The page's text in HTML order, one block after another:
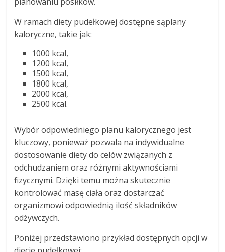
W ramach diety pudełkowej dostępne sąplany
kaloryczne, takie jak:
1000 kcal,
1200 kcal,
1500 kcal,
1800 kcal,
2000 kcal,
2500 kcal.
Wybór odpowiedniego planu kalorycznego jest
kluczowy, ponieważ pozwala na indywidualne
dostosowanie diety do celów związanych z
odchudzaniem oraz różnymi aktywnościami
fizycznymi. Dzięki temu można skutecznie
kontrolować masę ciała oraz dostarczać
organizmowi odpowiednią ilość składników
odżywczych.
Poniżej przedstawiono przykład dostępnych opcji w